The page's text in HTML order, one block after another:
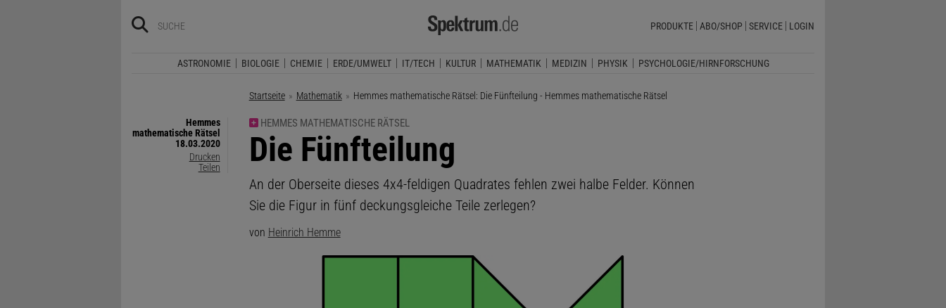
PRODUKTE ABO/SHOP SERVICE LOGIN
ASTRONOMIE BIOLOGIE CHEMIE ERDE/UMWELT IT/TECH KULTUR MATHEMATIK MEDIZIN PHYSIK PSYCHOLOGIE/HIRNFORSCHUNG
Startseite Mathematik Aktuelle Seite:
Hemmes mathematische Rätsel: Die Fünfteilung - Hemmes mathematische Rätsel
Hemmes
mathematische Rätsel
18.03.2020
Drucken
Teilen
HEMMES MATHEMATISCHE RÄTSEL
:
Die Fünfteilung
An der Oberseite dieses 4x4-feldigen Quadrates fehlen zwei halbe Felder. Können
Sie die Figur in fünf deckungsgleiche Teile zerlegen?
von Heinrich Hemme